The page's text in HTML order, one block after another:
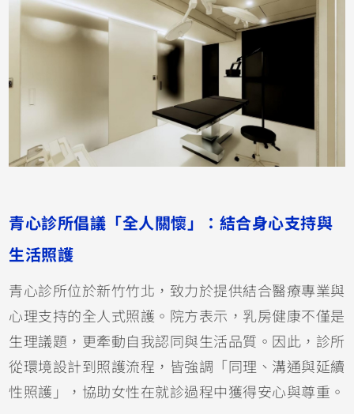
青心診所倡議「全人關懷」：結合身心支持與
生活照護
青心診所位於新竹竹北，致力於提供結合醫療專業與
心理支持的全人式照護。院方表示，乳房健康不僅是
生理議題，更牽動自我認同與生活品質。因此，診所
從環境設計到照護流程，皆強調「同理、溝通與延續
性照護」，協助女性在就診過程中獲得安心與尊重。